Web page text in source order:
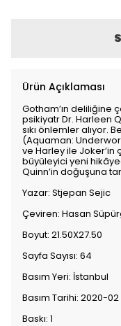
Ürün Açıklaması
Gotham’ın deliliğine
psikiyatr Dr. Harleen
sıkı önlemler alıyor.
(Aquaman:
ve Harley ile Joker’in
büyüleyici yeni
Quinn’in doğuşuna
Yazar: Stjepan Sejic
Çeviren: Hasan
Boyut: 21.50X27.50
Sayfa Sayısı: 64
Basım Yeri: İstanbul
Basım Tarihi: 2020-02
Baskı: 1